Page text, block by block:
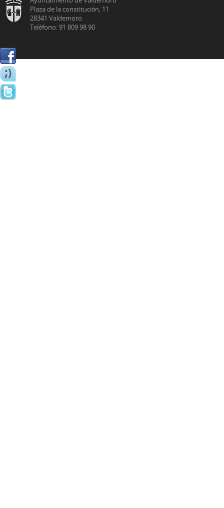
Plaza de la constitución, 11
28341 Valdemoro
Teléfono: 91 809 98 90